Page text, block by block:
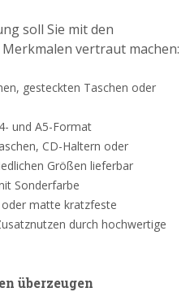
soll Sie mit den
vertraut machen:
gesteckten Taschen oder
und A5-Format
CD-Haltern oder
Größen lieferbar
Sonderfarbe
oder matte kratzfeste
durch hochwertige
überzeugen